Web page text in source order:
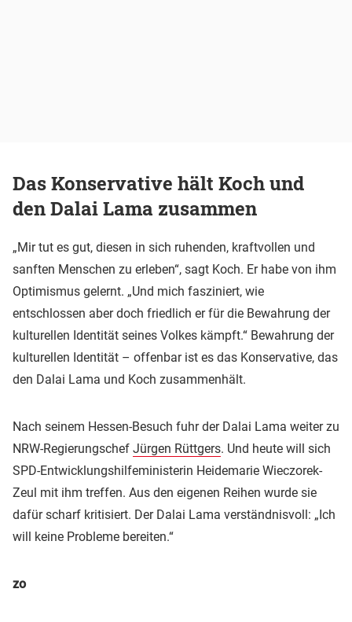
Das Konservative hält Koch und
den Dalai Lama zusammen
„Mir tut es gut, diesen in sich ruhenden, kraftvollen und
sanften Menschen zu erleben“, sagt Koch. Er habe von ihm
Optimismus gelernt. „Und mich fasziniert, wie
entschlossen aber doch friedlich er für die Bewahrung der
kulturellen Identität seines Volkes kämpft.“ Bewahrung der
kulturellen Identität – offenbar ist es das Konservative, das
den Dalai Lama und Koch zusammenhält.
Nach seinem Hessen-Besuch fuhr der Dalai Lama weiter zu
NRW-Regierungschef Jürgen Rüttgers. Und heute will sich
SPD-Entwicklungshilfeministerin Heidemarie Wieczorek-
Zeul mit ihm treffen. Aus den eigenen Reihen wurde sie
dafür scharf kritisiert. Der Dalai Lama verständnisvoll: „Ich
will keine Probleme bereiten.“
zo